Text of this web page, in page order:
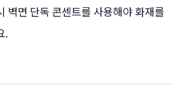
벽면 단독 콘센트를 사용해야 화재를
.